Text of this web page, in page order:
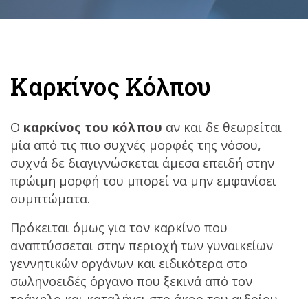
Καρκίνος Κόλπου
Ο καρκίνος του κόλπου αν και δε θεωρείται
μία από τις πιο συχνές μορφές της νόσου,
συχνά δε διαγιγνώσκεται άμεσα επειδή στην
πρώιμη μορφή του μπορεί να μην εμφανίσει
συμπτώματα.
Πρόκειται όμως για τον καρκίνο που
αναπτύσσεται στην περιοχή των γυναικείων
γεννητικών οργάνων και ειδικότερα στο
σωληνοειδές όργανο που ξεκινά από τον